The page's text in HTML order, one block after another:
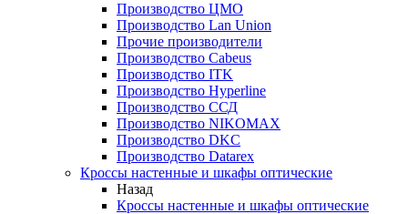
Производство ЦМО
Производство Lan Union
Прочие производители
Производство Cabeus
Производство ITK
Производство Hyperline
Производство ССД
Производство NIKOMAX
Производство DKC
Производство Datarex
Кроссы настенные и шкафы оптические
Назад
Кроссы настенные и шкафы оптические